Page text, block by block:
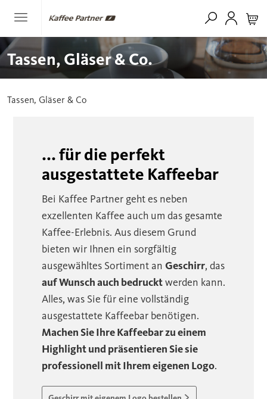
Tassen, Gläser & Co.
Tassen, Gläser & Co
... für die perfekt
ausgestattete Kaffeebar
Bei Kaffee Partner geht es neben
exzellenten Kaffee auch um das gesamte
Kaffee-Erlebnis. Aus diesem Grund
bieten wir Ihnen ein sorgfältig
ausgewähltes Sortiment an Geschirr, das
auf Wunsch auch bedrucktwerden kann.
Alles, was Sie für eine vollständig
ausgestattete Kaffeebar benötigen.
Machen Sie Ihre Kaffeebar zu einem
Highlight und präsentieren Sie sie
professionell mit Ihrem eigenen Logo.